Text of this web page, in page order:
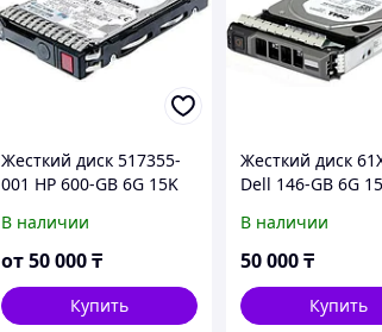
Жесткий диск 517355-
001 HP 600-GB 6G 15K
В наличии
от50 000₸
Купить
Жесткий диск
Dell 146-GB 6G
В наличии
50 000₸
Купить